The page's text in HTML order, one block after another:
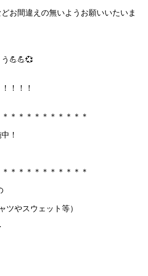
お間違えの無いようお願いいたいま
💪💪💞
！！！
＊＊＊＊＊＊＊＊＊＊
！
＊＊＊＊＊＊＊＊＊＊
やスウェット等）